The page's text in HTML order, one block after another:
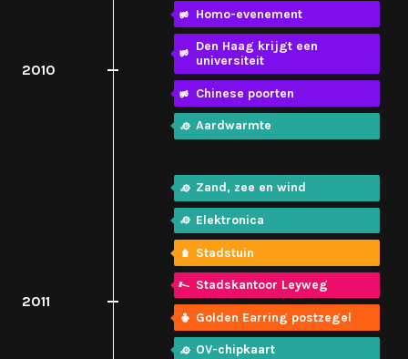
2010
Homo-evenement
Den Haag krijgt een
universiteit
Chinese poorten
Aardwarmte
2011
Zand, zee en wind
Elektronica
Stadstuin
Stadskantoor Leyweg
Golden Earring postzegel
OV-chipkaart